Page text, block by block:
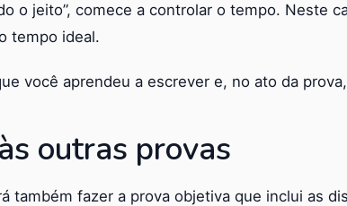
o jeito”, comece a controlar o tempo. Neste
tempo ideal.
você aprendeu a escrever e, no ato da
outras provas
também fazer a prova objetiva que inclui as